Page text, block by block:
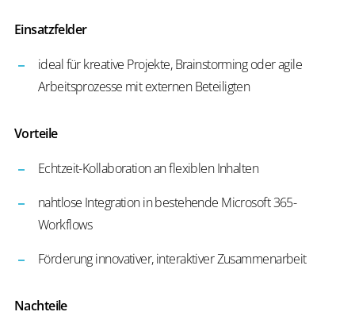
Einsatzfelder
ideal für kreative Projekte, Brainstorming oder agile
Arbeitsprozesse mit externen Beteiligten
Vorteile
Echtzeit-Kollaboration an flexiblen Inhalten
nahtlose Integration in bestehende Microsoft 365-
Workflows
Förderung innovativer, interaktiver Zusammenarbeit
Nachteile